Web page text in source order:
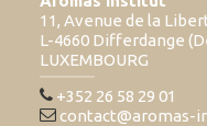
11, Avenue de la
L-4660 Differdange
LUXEMBOURG
+352 26 58 29 01
contact@aromas-